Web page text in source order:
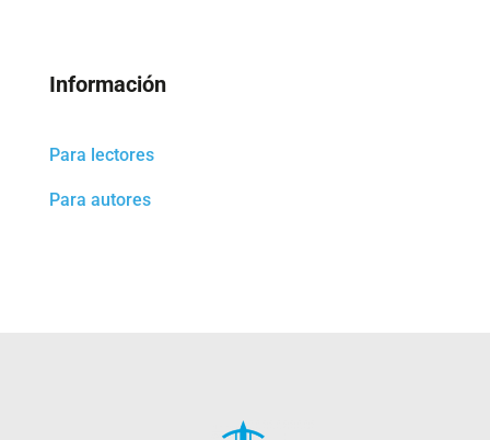
Información
Para lectores
Para autores